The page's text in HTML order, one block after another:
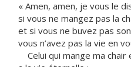
« Amen, amen, je vous le
si vous ne mangez pas la
et si vous ne buvez pas
vous n’avez pas la vie en
Celui qui mange ma chair